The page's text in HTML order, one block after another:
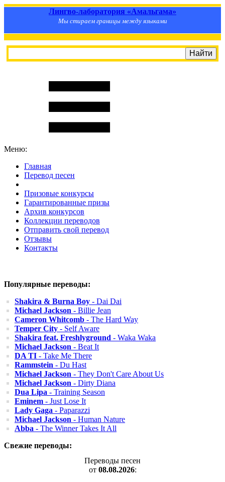
Лингво-лаборатория «Амальгама»
Мы стираем границы между языками
Меню:
Главная
Перевод песен
Призовые конкурсы
Гарантированные призы
Архив конкурсов
Коллекции переводов
Отправить свой перевод
Отзывы
Контакты
Популярные переводы:
Shakira & Burna Boy - Dai Dai
Michael Jackson - Billie Jean
Cameron Whitcomb - The Hard Way
Temper City - Self Aware
Shakira feat. Freshlyground - Waka Waka
Michael Jackson - Beat It
DA TI - Take Me There
Rammstein - Du Hast
Michael Jackson - They Don't Care About Us
Michael Jackson - Dirty Diana
Dua Lipa - Training Season
Eminem - Just Lose It
Lady Gaga - Paparazzi
Michael Jackson - Human Nature
Abba - The Winner Takes It All
Свежие переводы:
Переводы песен
от 08.08.2026: